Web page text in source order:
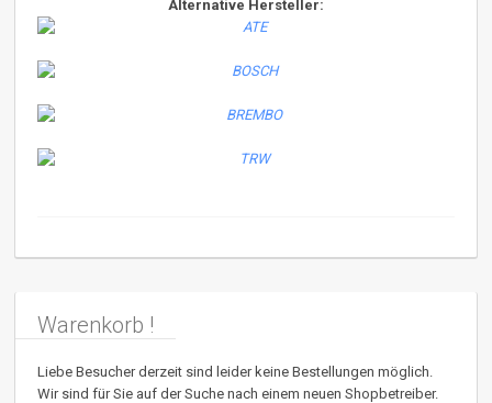
Alternative Hersteller:
Warenkorb !
Liebe Besucher derzeit sind leider keine Bestellungen möglich.
Wir sind für Sie auf der Suche nach einem neuen Shopbetreiber.